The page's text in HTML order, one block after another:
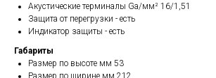
Акустические терминалы Ga/мм² 16/1,51
Защита от перегрузки - есть
Индикатор защиты - есть
Габариты
Размер по высоте мм 53